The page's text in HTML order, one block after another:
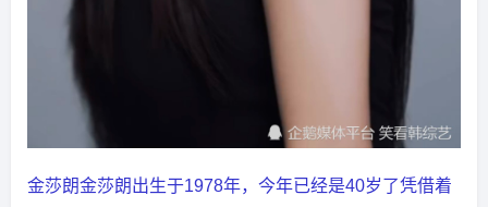
金莎朗金莎朗出生于1978年，今年已经是40岁了凭借着